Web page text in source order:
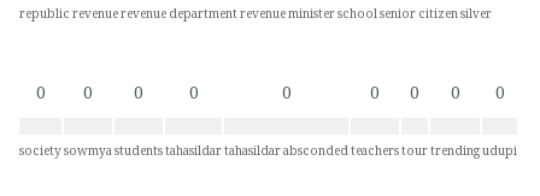
republicrevenuerevenue departmentrevenue ministerschoolsenior citizensilver
0
society
0
sowmya
0
students
0
tahasildar
0
tahasildar absconded
0
teachers
0
tour
0
trending
0
udupi